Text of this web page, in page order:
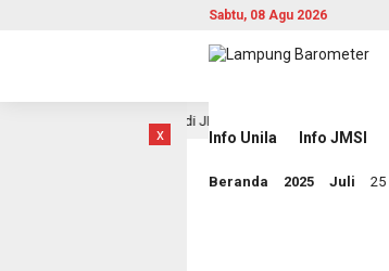
Sabtu, 08 Agu 2026
Info Unila Info JMSI
x
Berita Berbasis AI di JMSI
Beranda 2025 Juli 25